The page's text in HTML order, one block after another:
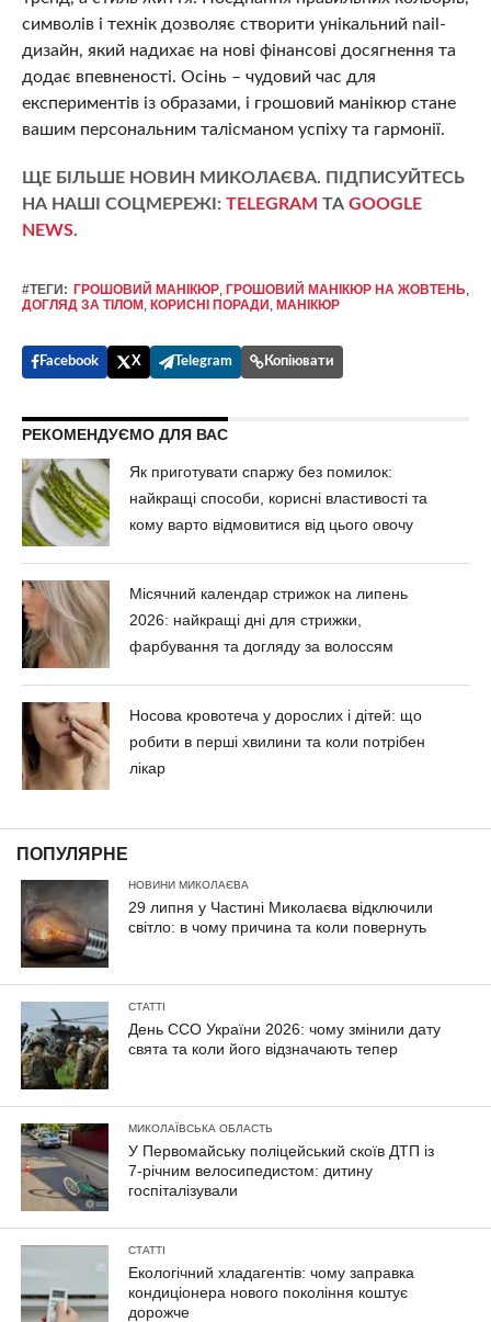
символів і технік дозволяє створити унікальний nail-
дизайн, який надихає на нові фінансові досягнення та
додає впевненості. Осінь – чудовий час для
експериментів із образами, і грошовий манікюр стане
вашим персональним талісманом успіху та гармонії.
ЩЕ БІЛЬШЕ НОВИН МИКОЛАЄВА. ПІДПИСУЙТЕСЬ
НА НАШІ СОЦМЕРЕЖІ: TELEGRAM ТА GOOGLE
NEWS.
#ТЕГИ: ГРОШОВИЙ МАНІКЮР, ГРОШОВИЙ МАНІКЮР НА ЖОВТЕНЬ,
ДОГЛЯД ЗА ТІЛОМ , КОРИСНІ ПОРАДИ , МАНІКЮР
Facebook X Telegram Копіювати
РЕКОМЕНДУЄМО ДЛЯ ВАС
Як приготувати спаржу без помилок:
найкращі способи, корисні властивості та
кому варто відмовитися від цього овочу
Місячний календар стрижок на липень
2026: найкращі дні для стрижки,
фарбування та догляду за волоссям
Носова кровотеча у дорослих і дітей: що
робити в перші хвилини та коли потрібен
лікар
ПОПУЛЯРНЕ
НОВИНИ МИКОЛАЄВА
29 липня у Частині Миколаєва відключили
світло: в чому причина та коли повернуть
СТАТТІ
День ССО України 2026: чому змінили дату
свята та коли його відзначають тепер
МИКОЛАЇВСЬКА ОБЛАСТЬ
У Первомайську поліцейський скоїв ДТП із
7-річним велосипедистом: дитину
госпіталізували
СТАТТІ
Екологічний хладагентів: чому заправка
кондиціонера нового покоління коштує
дорожче